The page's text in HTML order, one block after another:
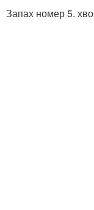
Запах номер 5.